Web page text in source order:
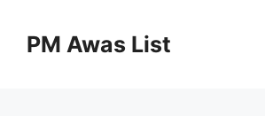
PM Awas List